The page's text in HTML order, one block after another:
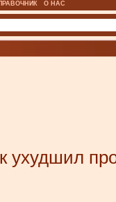
О НАС
ухудшил